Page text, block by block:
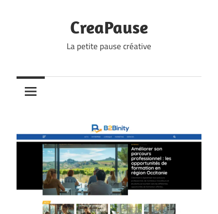
CreaPause
La petite pause créative